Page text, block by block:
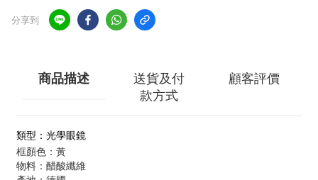
分享到
商品描述
送貨及付
款方式
顧客評價
類型：光學眼鏡
框顏色：黃
物料：醋酸纖維